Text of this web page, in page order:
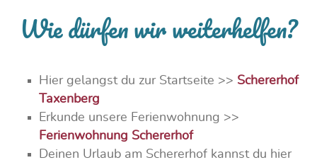
Wie dürfen wir weiterhelfen?
Hier gelangst du zur Startseite >> Schererhof
Taxenberg
Erkunde unsere Ferienwohnung >>
Ferienwohnung Schererhof
Deinen Urlaub am Schererhof kannst du hier